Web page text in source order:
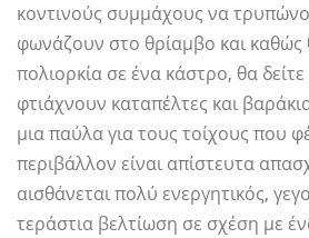
κοντινούς συμμάχους να
φωνάζουν στο θρίαμβο και καθώς
πολιορκία σε ένα κάστρο, θα
φτιάχνουν καταπέλτες και
μια παύλα για τους τοίχους που
περιβάλλον είναι απίστευτα
αισθάνεται πολύ ενεργητικός,
τεράστια βελτίωση σε σχέση με